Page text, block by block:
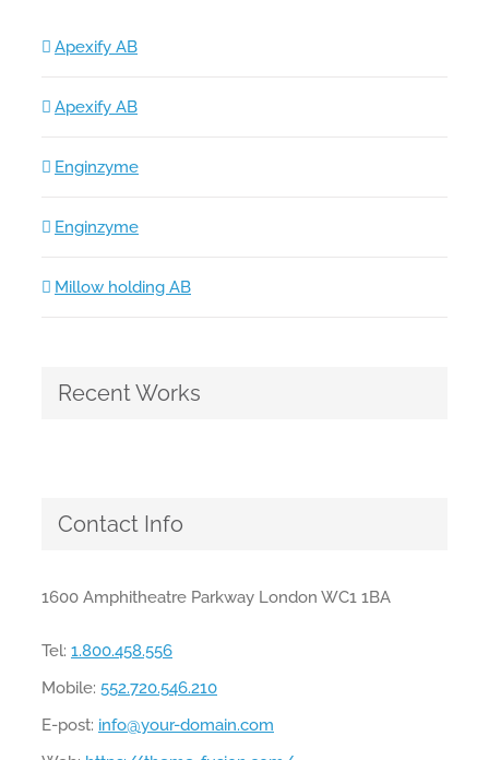
Apexify AB
Apexify AB
Enginzyme
Enginzyme
Millow holding AB
Recent Works
Contact Info
1600 Amphitheatre Parkway London WC1 1BA
Tel: 1.800.458.556
Mobile: 552.720.546.210
E-post: info@your-domain.com